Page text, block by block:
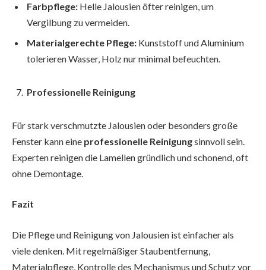
Farbpflege: Helle Jalousien öfter reinigen, um
Vergilbung zu vermeiden.
Materialgerechte Pflege: Kunststoff und Aluminium
tolerieren Wasser, Holz nur minimal befeuchten.
Professionelle Reinigung
Für stark verschmutzte Jalousien oder besonders große
Fenster kann eine professionelle Reinigungsinnvoll sein.
Experten reinigen die Lamellen gründlich und schonend, oft
ohne Demontage.
Fazit
Die Pflege und Reinigung von Jalousien ist einfacher als
viele denken. Mit regelmäßiger Staubentfernung,
Materialpflege, Kontrolle des Mechanismus und Schutz vor